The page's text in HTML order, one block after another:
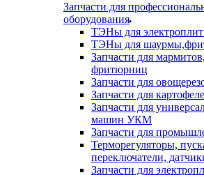
Запчасти для
оборудования
ТЭНы для
ТЭНы для
Запчасти для
фритюрниц
Запчасти для
Запчасти для
Запчасти для
машин УКМ
Запчасти для
Терморегуляторы,
переключатели,
Запчасти для